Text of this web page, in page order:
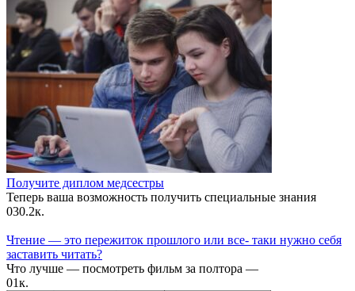
Получите диплом медсестры
Теперь ваша возможность получить специальные знания
030.2к.
Чтение — это пережиток прошлого или все- таки нужно себя
заставить читать?
Что лучше — посмотреть фильм за полтора —
01к.